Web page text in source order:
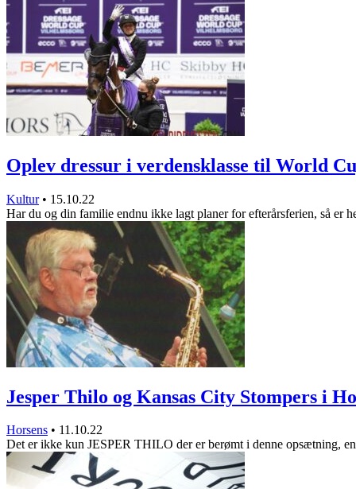
Oplev dressur i verdensklasse til World
Kultur • 15.10.22
Har du og din familie endnu ikke lagt planer for efterårsferien, så er
Jesper Thilo og Kansas City Stompers i
Horsens • 11.10.22
Det er ikke kun JESPER THILO der er berømt i denne opsætning,